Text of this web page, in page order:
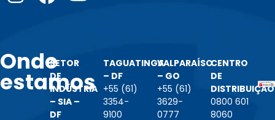
Onde
estamos
SETOR
DE
INDÚSTRIA
– SIA –
DF
TAGUATINGA
– DF
+55 (61)
3354-
9100
VALPARAÍSO
– GO
+55 (61)
3629-
0777
CENTRO
DE
DISTRIBUIÇÃO
0800 601
8060